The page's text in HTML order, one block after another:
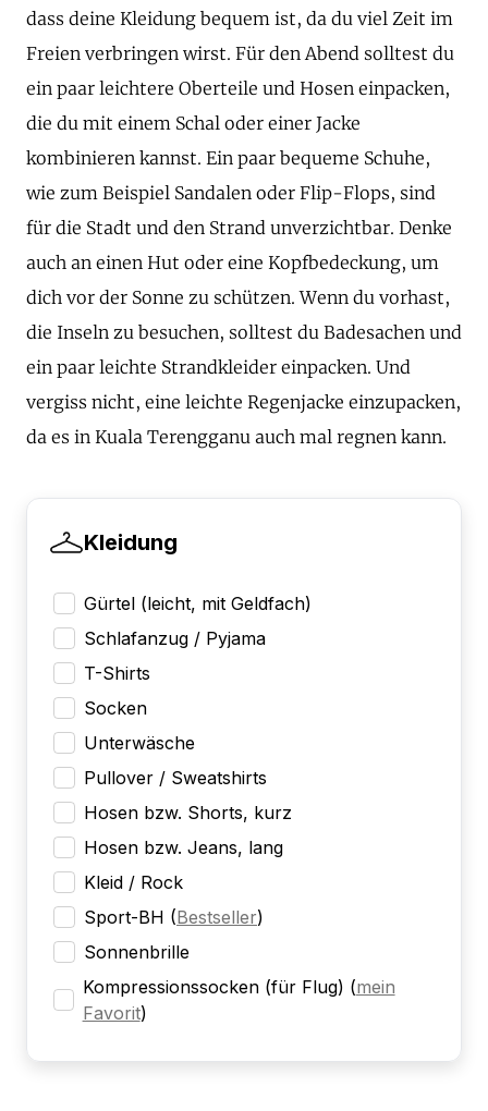
dass deine Kleidung bequem ist, da du viel Zeit im
Freien verbringen wirst. Für den Abend solltest du
ein paar leichtere Oberteile und Hosen einpacken,
die du mit einem Schal oder einer Jacke
kombinieren kannst. Ein paar bequeme Schuhe,
wie zum Beispiel Sandalen oder Flip-Flops, sind
für die Stadt und den Strand unverzichtbar. Denke
auch an einen Hut oder eine Kopfbedeckung, um
dich vor der Sonne zu schützen. Wenn du vorhast,
die Inseln zu besuchen, solltest du Badesachen und
ein paar leichte Strandkleider einpacken. Und
vergiss nicht, eine leichte Regenjacke einzupacken,
da es in Kuala Terengganu auch mal regnen kann.
Kleidung
Gürtel (leicht, mit Geldfach)
Schlafanzug / Pyjama
T-Shirts
Socken
Unterwäsche
Pullover / Sweatshirts
Hosen bzw. Shorts, kurz
Hosen bzw. Jeans, lang
Kleid / Rock
Sport-BH (Bestseller)
Sonnenbrille
Kompressionssocken (für Flug) (mein
Favorit)